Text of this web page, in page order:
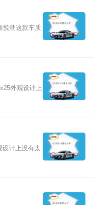
悦动这款车质
外观设计上
设计上没有太